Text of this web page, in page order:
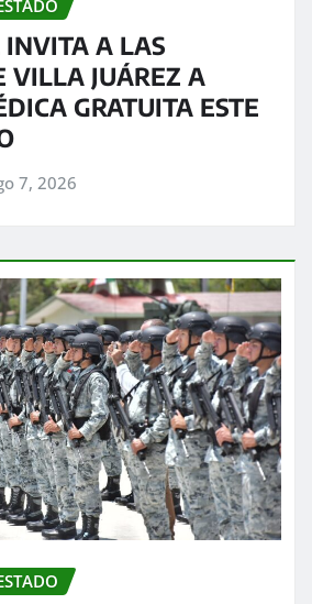
INVITA A LAS
VILLA JUÁREZ A
GRATUITA ESTE
7, 2026